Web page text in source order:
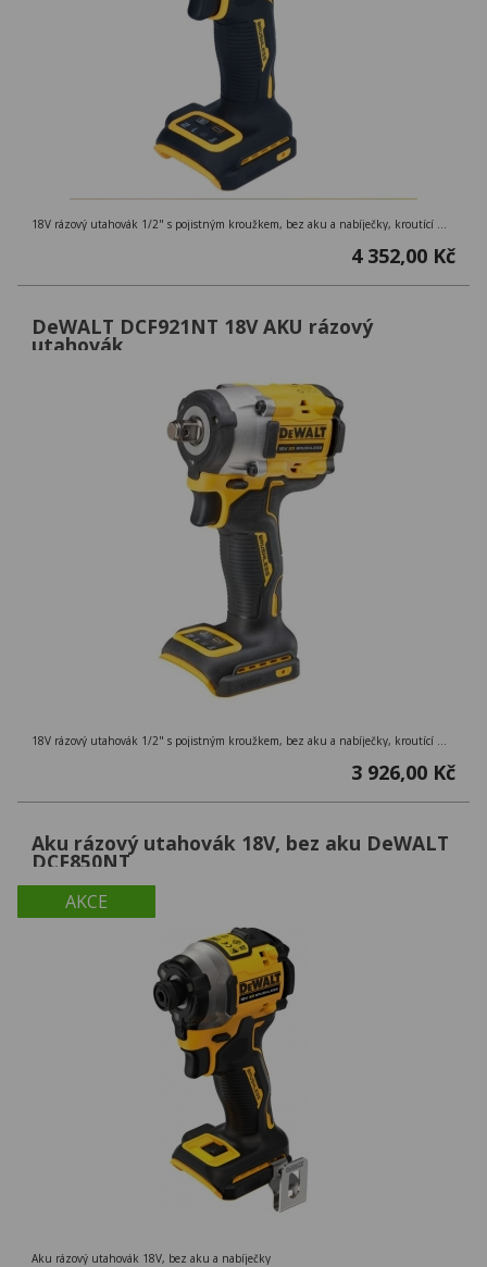
4 352,00 Kč
DeWALT DCF921NT 18V AKU rázový
utahovák
18V rázový utahovák 1/2" s pojistným kroužkem, bez aku a nabíječky, kroutící moment 406 Nm, kufr Tstak
3 926,00 Kč
AKCE
Aku rázový utahovák 18V, bez aku DeWALT
DCF850NT
Aku rázový utahovák 18V, bez aku a nabíječky